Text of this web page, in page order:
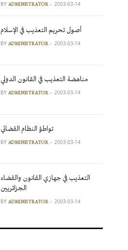
BY ADMINISTRATOR 2003-03-14
أصول تحريم التعذيب في الإسلام
BY ADMINISTRATOR 2003-03-14
مناهضة التعذيب في القانون الدولي
BY ADMINISTRATOR 2003-03-14
تواطؤ النظام القضائي
BY ADMINISTRATOR 2003-03-14
التعذيب في جهازي القانون والقضاء
الجزائريين
BY ADMINISTRATOR 2003-03-14